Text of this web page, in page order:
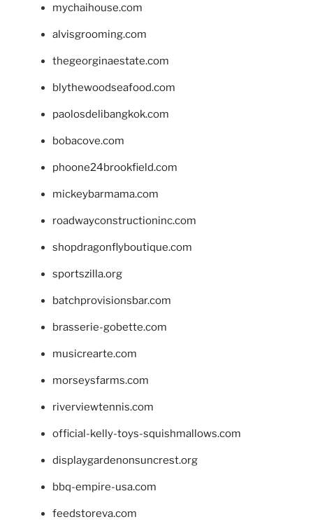
mychaihouse.com
alvisgrooming.com
thegeorginaestate.com
blythewoodseafood.com
paolosdelibangkok.com
bobacove.com
phoone24brookfield.com
mickeybarmama.com
roadwayconstructioninc.com
shopdragonflyboutique.com
sportszilla.org
batchprovisionsbar.com
brasserie-gobette.com
musicrearte.com
morseysfarms.com
riverviewtennis.com
official-kelly-toys-squishmallows.com
displaygardenonsuncrest.org
bbq-empire-usa.com
feedstoreva.com